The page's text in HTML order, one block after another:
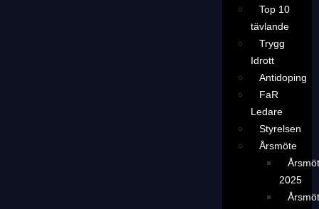
Top 10
tävlande
Trygg
Idrott
Antidoping
FaR
Ledare
Styrelsen
Årsmöte
2025